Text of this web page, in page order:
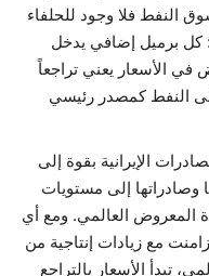
النفط فلا وجود للحلفاء
كل برميل إضافي يدخل
الأسعار يعني تراجعاً
النفط كمصدر رئيسي
الإيرانية بقوة إلى
وصادراتها إلى مستويات
المعروض العالمي. ومع أي
مع زيادات إنتاجية من
تبدأ الأسعار بالتراجع